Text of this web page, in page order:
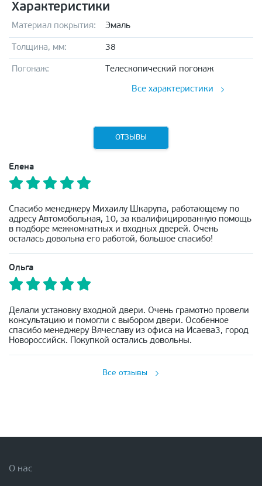
Характеристики
Материал покрытия: Эмаль
Толщина, мм: 38
Погонаж: Телескопический погонаж
Все характеристики
ОТЗЫВЫ
Елена
Спасибо менеджеру Михаилу Шкарупа, работающему по
адресу Автомобольная, 10, за квалифицированную помощь
в подборе межкомнатных и входных дверей. Очень
осталась довольна его работой, большое спасибо!
Ольга
Делали установку входной двери. Очень грамотно провели
консультацию и помогли с выбором двери. Особенное
спасибо менеджеру Вячеславу из офиса на Исаева3, город
Новороссийск. Покупкой остались довольны.
Все отзывы
О нас